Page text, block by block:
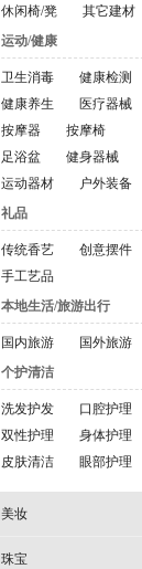
休闲椅/凳
其它建材
运动/健康
卫生消毒
健康检测
健康养生
医疗器械
按摩器
按摩椅
足浴盆
健身器械
运动器材
户外装备
礼品
传统香艺
创意摆件
手工艺品
本地生活/旅游出行
国内旅游
国外旅游
个护清洁
洗发护发
口腔护理
双性护理
身体护理
皮肤清洁
眼部护理
美妆
珠宝